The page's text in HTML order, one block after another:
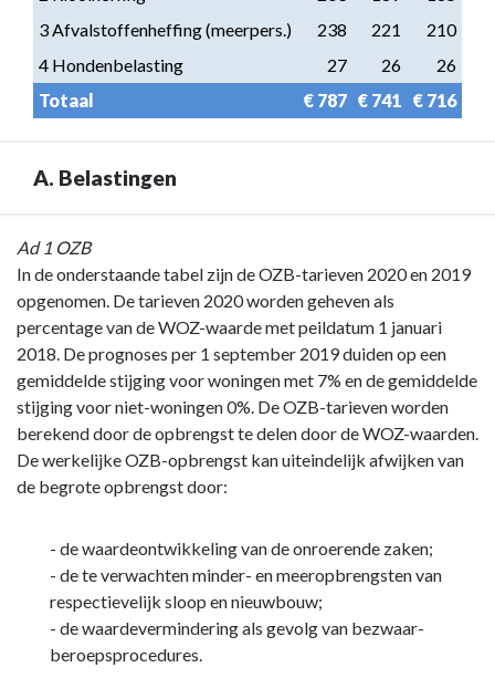
3 Afvalstoffenheffing (meerpers.)
238 221
210
4 Hondenbelasting
27 26
26
Totaal
€ 787 € 741 € 716
A. Belastingen
Terug
naar
navigatie
Paragraaf
Lokale
heffingen
Ad 1 OZB
In de onderstaande tabel zijn de OZB-tarieven 2020 en 2019
opgenomen. De tarieven 2020 worden geheven als
percentage van de WOZ-waarde met peildatum 1 januari
2018. De prognoses per 1 september 2019 duiden op een
gemiddelde stijging voor woningen met 7% en de gemiddelde
stijging voor niet-woningen 0%. De OZB-tarieven worden
berekend door de opbrengst te delen door de WOZ-waarden.
De werkelijke OZB-opbrengst kan uiteindelijk afwijken van
de begrote opbrengst door:
- de waardeontwikkeling van de onroerende zaken;
- de te verwachten minder- en meeropbrengsten van
respectievelijk sloop en nieuwbouw;
- de waardevermindering als gevolg van bezwaar-
beroepsprocedures.